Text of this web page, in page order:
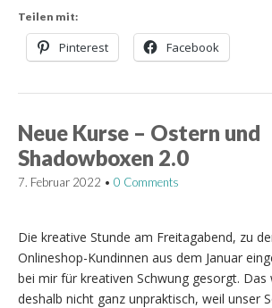
Teilen mit:
Pinterest Facebook
Neue Kurse – Ostern und
Shadowboxen 2.0
7. Februar 2022 • 0 Comments
Die kreative Stunde am Freitagabend, zu
Onlineshop-Kundinnen aus dem Januar
bei mir für kreativen Schwung gesorgt. Das
deshalb nicht ganz unpraktisch, weil unser